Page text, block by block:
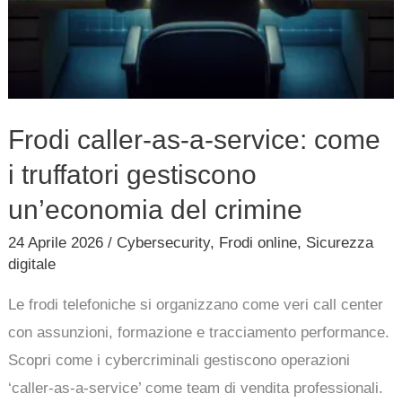
Frodi caller-as-a-service: come
i truffatori gestiscono
un’economia del crimine
24 Aprile 2026/ Cybersecurity, Frodi online, Sicurezza
digitale
Le frodi telefoniche si organizzano come veri call center
con assunzioni, formazione e tracciamento performance.
Scopri come i cybercriminali gestiscono operazioni
‘caller-as-a-service’ come team di vendita professionali.
del